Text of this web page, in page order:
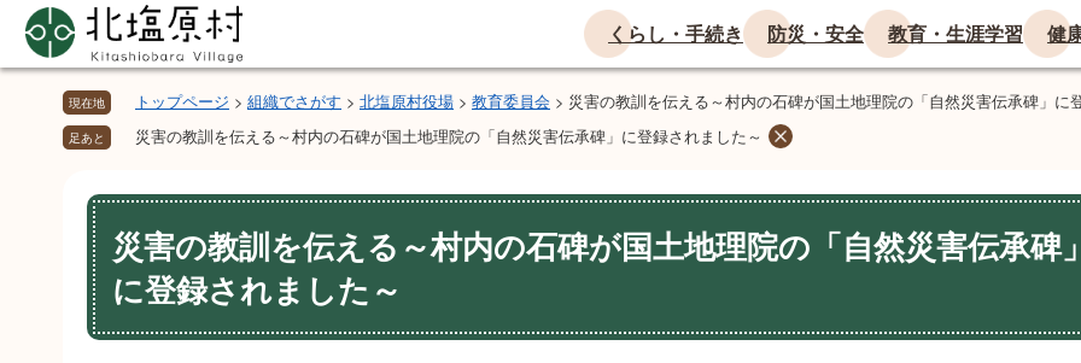
ジ
ュ
くらし・手続き 防災・安全 教育・生涯学習 健
現在地 トップページ > 組織でさがす > 北塩原村役場 > 教育委員会 > 災害の教訓を伝える～村内の石碑が国土地理院の「自然災害伝承碑」に
足あと 災害の教訓を伝える～村内の石碑が国土地理院の「自然災害伝承碑」に登録されました～
本
文
災害の教訓を伝える～村内の石碑が国土地理院の「自然災害伝承碑」
に登録されました～